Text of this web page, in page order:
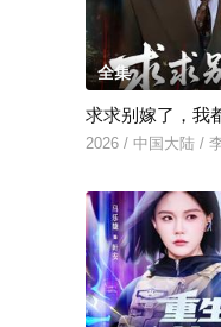
全集
求求别嫁了，我
2026 / 中国大陆 /